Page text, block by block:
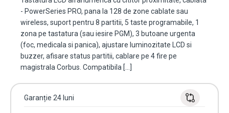
- PowerSeries PRO, pana la 128 de zone cablate sau
wireless, suport pentru 8 partitii, 5 taste programabile, 1
zona pe tastatura (sau iesire PGM), 3 butoane urgenta
(foc, medicala si panica), ajustare luminozitate LCD si
buzzer, afisare status partitii, cablare pe 4 fire pe
magistrala Corbus. Compatibila […]
Garanție 24 luni